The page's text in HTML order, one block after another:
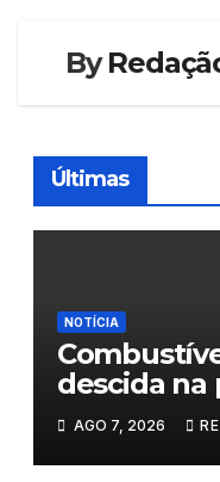
By
Últimas
NOTÍCIA
descida na
AGO 7, 2026